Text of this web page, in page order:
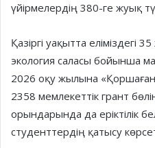
үйірмелердің 380-ге жуық
Қазіргі уақытта еліміздегі
экология саласы бойынша
2026 оқу жылына
2358 мемлекеттік грант
орындарында да еріктілік
студенттердің қатысу